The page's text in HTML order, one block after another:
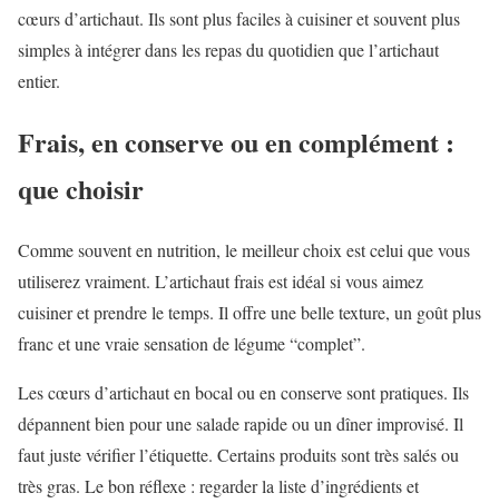
cœurs d’artichaut. Ils sont plus faciles à cuisiner et souvent plus
simples à intégrer dans les repas du quotidien que l’artichaut
entier.
Frais, en conserve ou en complément :
que choisir
Comme souvent en nutrition, le meilleur choix est celui que vous
utiliserez vraiment. L’artichaut frais est idéal si vous aimez
cuisiner et prendre le temps. Il offre une belle texture, un goût plus
franc et une vraie sensation de légume “complet”.
Les cœurs d’artichaut en bocal ou en conserve sont pratiques. Ils
dépannent bien pour une salade rapide ou un dîner improvisé. Il
faut juste vérifier l’étiquette. Certains produits sont très salés ou
très gras. Le bon réflexe : regarder la liste d’ingrédients et